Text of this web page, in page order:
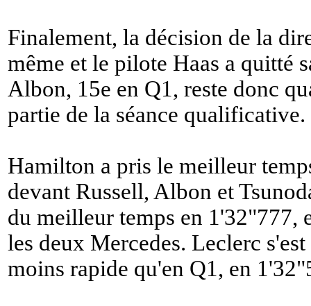
Finalement, la décision de la
même et le pilote Haas a quitté
Albon, 15e en Q1, reste donc
partie de la séance qualificative.
Hamilton a pris le meilleur
devant Russell, Albon et
du meilleur temps en 1'32"777,
les deux Mercedes. Leclerc
moins rapide qu'en Q1, en